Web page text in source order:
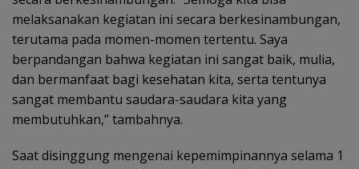
melaksanakan kegiatan ini secara berkesinambungan,
terutama pada momen-momen tertentu. Saya
berpandangan bahwa kegiatan ini sangat baik, mulia,
dan bermanfaat bagi kesehatan kita, serta tentunya
sangat membantu saudara-saudara kita yang
membutuhkan,” tambahnya.
Saat disinggung mengenai kepemimpinannya selama 1